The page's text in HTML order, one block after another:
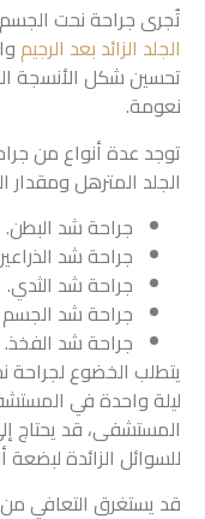
تُجرى جراحة نحت
الجلد الزائد بعد الرجيم
تحسين شكل الأنسجة
نعومة.
توجد عدة أنواع من
الجلد المترهل ومقدار
جراحة شد البطن.
جراحة شد
جراحة شد الثدي.
جراحة شد
جراحة شد الفخذ.
يتطلب الخضوع لجراحة
ليلة واحدة في
المستشفى، قد يحتاج
للسوائل الزائدة
قد يستغرق التعافي